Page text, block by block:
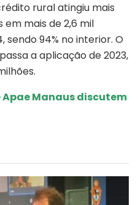
rural atingiu mais
em mais de 2,6 mil
sendo 94% no interior. O
a aplicação de 2023,
Apae Manaus discutem